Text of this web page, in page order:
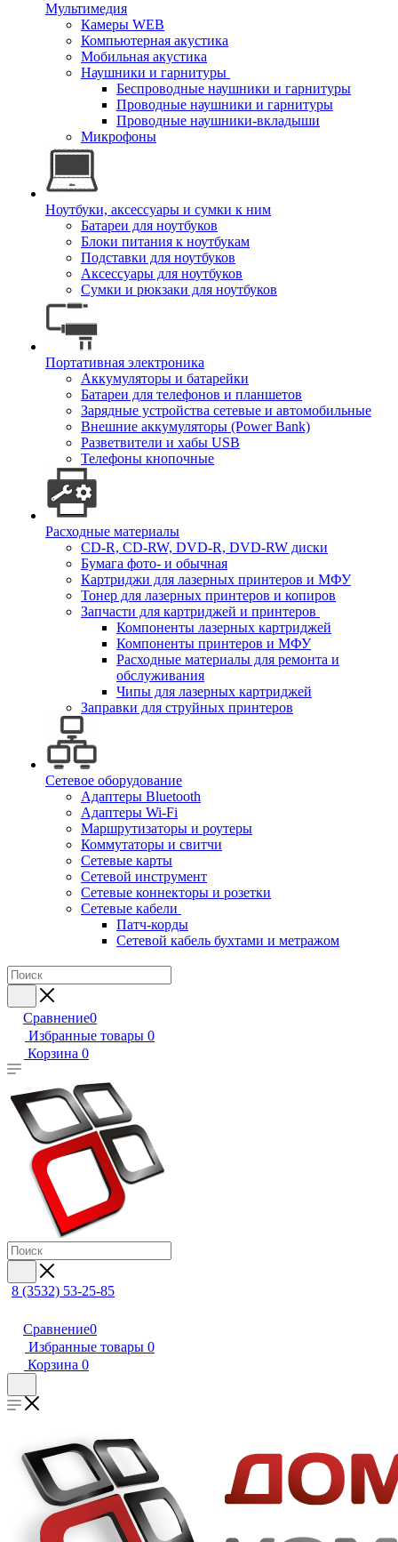
Мультимедия
Камеры WEB
Компьютерная акустика
Мобильная акустика
Наушники и гарнитуры
Беспроводные наушники и гарнитуры
Проводные наушники и гарнитуры
Проводные наушники-вкладыши
Микрофоны
Ноутбуки, аксессуары и сумки к ним
Батареи для ноутбуков
Блоки питания к ноутбукам
Подставки для ноутбуков
Аксессуары для ноутбуков
Сумки и рюкзаки для ноутбуков
Портативная электроника
Аккумуляторы и батарейки
Батареи для телефонов и планшетов
Зарядные устройства сетевые и автомобильные
Внешние аккумуляторы (Power Bank)
Разветвители и хабы USB
Телефоны кнопочные
Расходные материалы
CD-R, CD-RW, DVD-R, DVD-RW диски
Бумага фото- и обычная
Картриджи для лазерных принтеров и МФУ
Тонер для лазерных принтеров и копиров
Запчасти для картриджей и принтеров
Компоненты лазерных картриджей
Компоненты принтеров и МФУ
Расходные материалы для ремонта и
обслуживания
Чипы для лазерных картриджей
Заправки для струйных принтеров
Сетевое оборудование
Адаптеры Bluetooth
Адаптеры Wi-Fi
Маршрутизаторы и роутеры
Коммутаторы и свитчи
Сетевые карты
Сетевой инструмент
Сетевые коннекторы и розетки
Сетевые кабели
Патч-корды
Сетевой кабель бухтами и метражом
Сравнение0
Избранные товары 0
Корзина 0
8 (3532) 53-25-85
Сравнение0
Избранные товары 0
Корзина 0